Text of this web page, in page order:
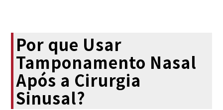
Por que Usar
Tamponamento Nasal
Após a Cirurgia
Sinusal?